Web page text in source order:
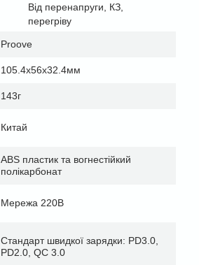
Від перенапруги, КЗ,
перегріву
Proove
105.4х56х32.4мм
143г
Китай
ABS пластик та вогнестійкий
полікарбонат
Мережа 220В
Стандарт швидкої зарядки: PD3.0,
PD2.0, QC 3.0